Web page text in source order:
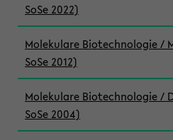
SoSe 2022)
Molekulare Biotechnologie /
SoSe 2012)
Molekulare Biotechnologie /
SoSe 2004)